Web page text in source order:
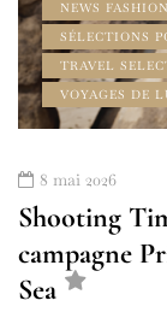
NEWS FASHION
SÉLECTIONS
TRAVEL
VOYAGES DE
8 mai 2026
Shooting
campagne
Sea